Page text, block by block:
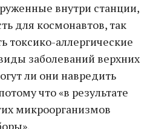
внутри станции,
для космонавтов, так
токсико-аллергические
заболеваний верхних
ли они навредить
что «в результате
микроорганизмов